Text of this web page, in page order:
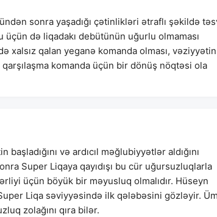
sonra yaşadığı çətinlikləri ətraflı şəkildə
də liqadakı debütünün uğurlu olmaması
qalan yeganə komanda olması, vəziyyətin
komanda üçün bir dönüş nöqtəsi ola
və ardıcıl məğlubiyyətlər aldığını
Super Liqaya qayıdışı bu cür uğursuzluqlarla
üçün böyük bir məyusluq olmalıdır. Hüseyn
Liqa səviyyəsində ilk qələbəsini gözləyir.
zolağını qıra bilər.